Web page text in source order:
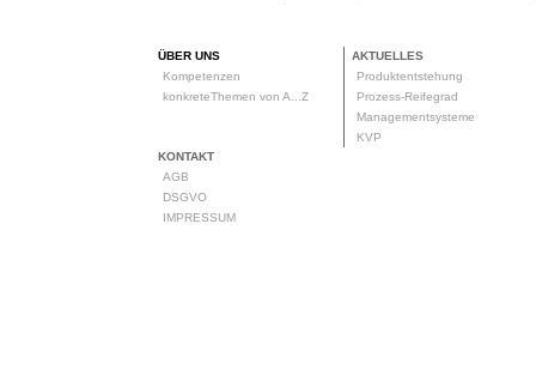
ÜBER UNS
Kompetenzen
konkreteThemen von A...Z
AKTUELLES
Produktentstehung
Prozess-Reifegrad
Managementsysteme
KVP
KONTAKT
AGB
DSGVO
IMPRESSUM